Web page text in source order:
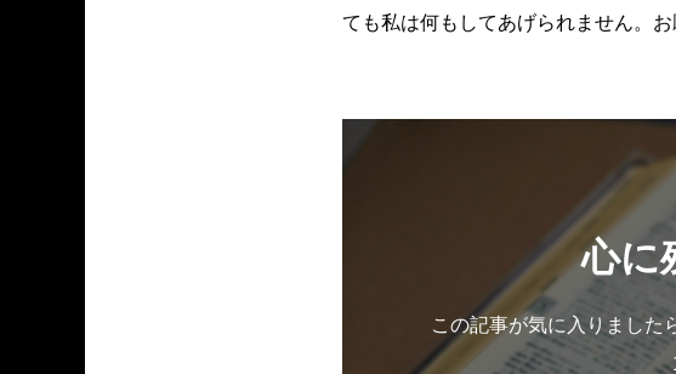
ても私は何もしてあげられません。
心に
この記事が気に入りました